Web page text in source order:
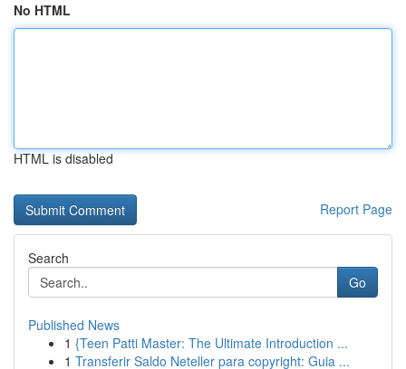
No HTML
HTML is disabled
Report Page
Search
Go
Published News
1 {Teen Patti Master: The Ultimate Introduction ...
1 Transferir Saldo Neteller para copyright: Guia ...